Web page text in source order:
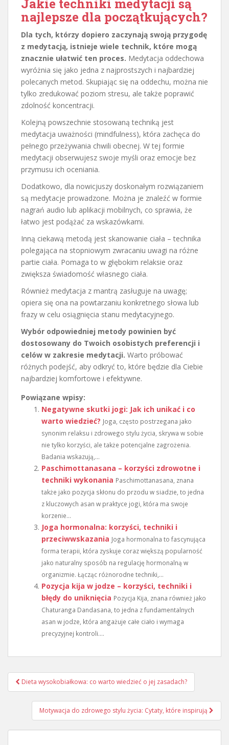
Jakie techniki medytacji są
najlepsze dla początkujących?
Dla tych, którzy dopiero zaczynają swoją przygodę
z medytacją, istnieje wiele technik, które mogą
znacznie ułatwić ten proces. Medytacja oddechowa
wyróżnia się jako jedna z najprostszych i najbardziej
polecanych metod. Skupiając się na oddechu, można nie
tylko zredukować poziom stresu, ale także poprawić
zdolność koncentracji.
Kolejną powszechnie stosowaną techniką jest
medytacja uważności (mindfulness), która zachęca do
pełnego przeżywania chwili obecnej. W tej formie
medytacji obserwujesz swoje myśli oraz emocje bez
przymusu ich oceniania.
Dodatkowo, dla nowicjuszy doskonałym rozwiązaniem
są medytacje prowadzone. Można je znaleźć w formie
nagrań audio lub aplikacji mobilnych, co sprawia, że
łatwo jest podążać za wskazówkami.
Inną ciekawą metodą jest skanowanie ciała – technika
polegająca na stopniowym zwracaniu uwagi na różne
partie ciała. Pomaga to w głębokim relaksie oraz
zwiększa świadomość własnego ciała.
Również medytacja z mantrą zasługuje na uwagę;
opiera się ona na powtarzaniu konkretnego słowa lub
frazy w celu osiągnięcia stanu medytacyjnego.
Wybór odpowiedniej metody powinien być
dostosowany do Twoich osobistych preferencji i
celów w zakresie medytacji. Warto próbować
różnych podejść, aby odkryć to, które będzie dla Ciebie
najbardziej komfortowe i efektywne.
Powiązane wpisy:
Negatywne skutki jogi: Jak ich unikać i co
warto wiedzieć? Joga, często postrzegana jako
synonim relaksu i zdrowego stylu życia, skrywa w sobie
nie tylko korzyści, ale także potencjalne zagrożenia.
Badania wskazują,...
Paschimottanasana – korzyści zdrowotne i
techniki wykonania Paschimottanasana, znana
także jako pozycja skłonu do przodu w siadzie, to jedna
z kluczowych asan w praktyce jogi, która ma swoje
korzenie...
Joga hormonalna: korzyści, techniki i
przeciwwskazania Joga hormonalna to fascynująca
forma terapii, która zyskuje coraz większą popularność
jako naturalny sposób na regulację hormonalną w
organizmie. Łącząc różnorodne techniki,...
Pozycja kija w jodze – korzyści, techniki i
błędy do uniknięcia Pozycja Kija, znana również jako
Chaturanga Dandasana, to jedna z fundamentalnych
asan w jodze, która angażuje całe ciało i wymaga
precyzyjnej kontroli....
Nawigacja
wpisu
Dieta wysokobiałkowa: co warto wiedzieć o jej zasadach?
Motywacja do zdrowego stylu życia: Cytaty, które inspirują